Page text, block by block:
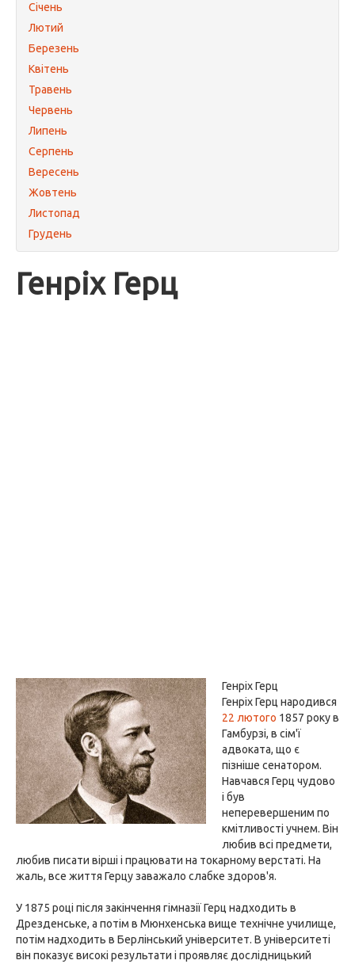
Січень
Лютий
Березень
Квітень
Травень
Червень
Липень
Серпень
Вересень
Жовтень
Листопад
Грудень
Генріх Герц
Генріх Герц
Генріх Герц народився
22 лютого 1857 року в
Гамбурзі, в сім'ї
адвоката, що є
пізніше сенатором.
Навчався Герц чудово
і був
неперевершеним по
кмітливості учнем. Він
любив всі предмети,
любив писати вірші і працювати на токарному верстаті. На
жаль, все життя Герцу заважало слабке здоров'я.
У 1875 році після закінчення гімназії Герц надходить в
Дрезденське, а потім в Мюнхенська вище технічне училище,
потім надходить в Берлінський університет. В університеті
він показує високі результати і проявляє дослідницький